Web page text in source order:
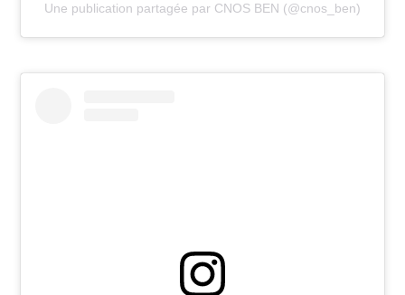
Une publication partagée par CNOS BEN (@cnos_ben)